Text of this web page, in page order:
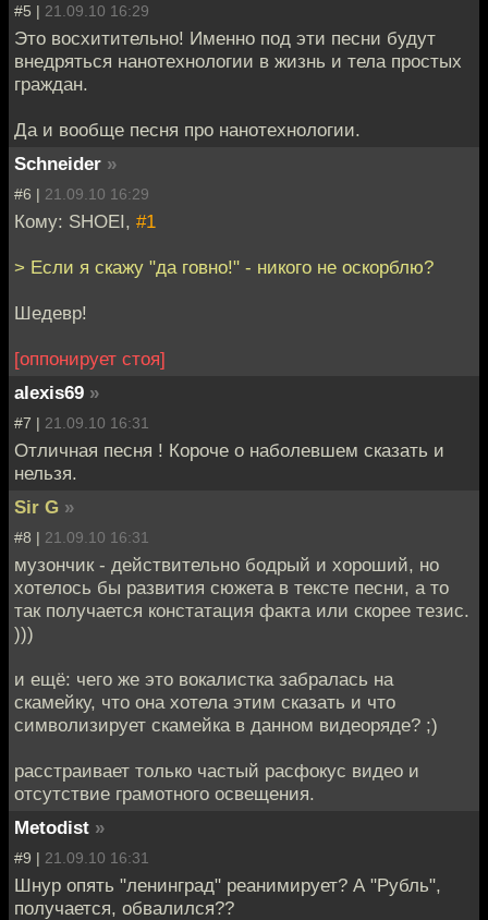
#5 | 21.09.10 16:29
Это восхитительно! Именно под эти песни будут
внедряться нанотехнологии в жизнь и тела простых
граждан.
Да и вообще песня про нанотехнологии.
Schneider »
#6 | 21.09.10 16:29
Кому: SHOEI, #1
> Если я скажу "да говно!" - никого не оскорблю?
Шедевр!
[оппонирует стоя]
alexis69 »
#7 | 21.09.10 16:31
Отличная песня ! Короче о наболевшем сказать и
нельзя.
Sir G »
#8 | 21.09.10 16:31
музончик - действительно бодрый и хороший, но
хотелось бы развития сюжета в тексте песни, а то
так получается констатация факта или скорее тезис.
)))
и ещё: чего же это вокалистка забралась на
скамейку, что она хотела этим сказать и что
символизирует скамейка в данном видеоряде? ;)
расстраивает только частый расфокус видео и
отсутствие грамотного освещения.
Metodist »
#9 | 21.09.10 16:31
Шнур опять "ленинград" реанимирует? А "Рубль",
получается, обвалился??